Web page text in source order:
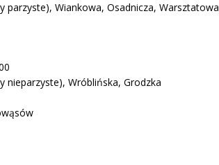
parzyste), Wiankowa, Osadnicza, Warsztatowa
nieparzyste), Wróblińska, Grodzka